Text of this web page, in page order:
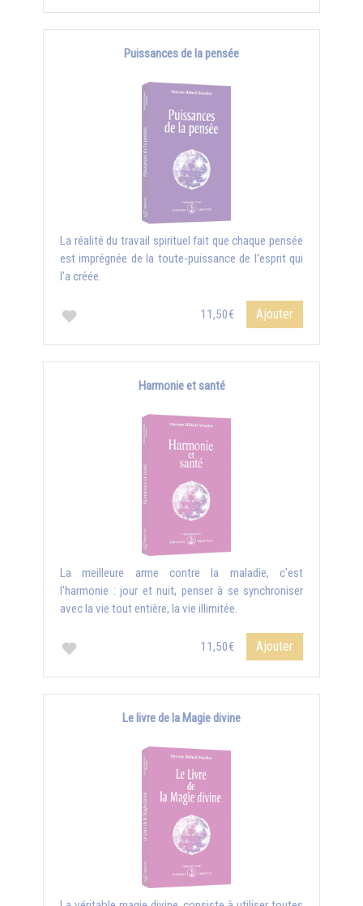
Puissances de la pensée
La réalité du travail spirituel fait que chaque pensée
est imprégnée de la toute-puissance de l'esprit qui
l'a créée.
11,50€ Ajouter
Harmonie et santé
La meilleure arme contre la maladie, c'est
l'harmonie : jour et nuit, penser à se synchroniser
avec la vie tout entière, la vie illimitée.
11,50€ Ajouter
Le livre de la Magie divine